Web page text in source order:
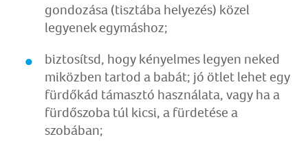
gondozása (tisztába helyezés) közel
legyenek egymáshoz;
biztosítsd, hogy kényelmes legyen neked
miközben tartod a babát; jó ötlet lehet egy
fürdőkád támasztó használata, vagy ha a
fürdőszoba túl kicsi, a fürdetése a
szobában;